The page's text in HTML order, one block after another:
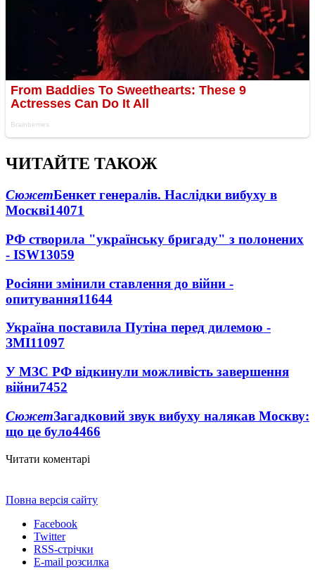
ЧИТАЙТЕ ТАКОЖ
СюжетБенкет генералів. Наслідки вибуху в
Москві14071
РФ створила "українську бригаду" з полонених
- ISW13059
Росіяни змінили ставлення до війни -
опитування11644
Україна поставила Путіна перед дилемою -
ЗМІ11097
У МЗС РФ відкинули можливість завершення
війни7452
СюжетЗагадковий звук вибуху налякав Москву:
що це було4466
Читати коментарі
Повна версія сайту
Facebook
Twitter
RSS-стрічки
E-mail розсилка